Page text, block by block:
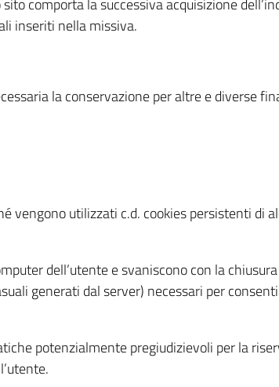
inseriti nella missiva.
la conservazione per altre e diverse
vengono utilizzati c.d. cookies persistenti di
dell’utente e svaniscono con la
generati dal server) necessari per
potenzialmente pregiudizievoli per la